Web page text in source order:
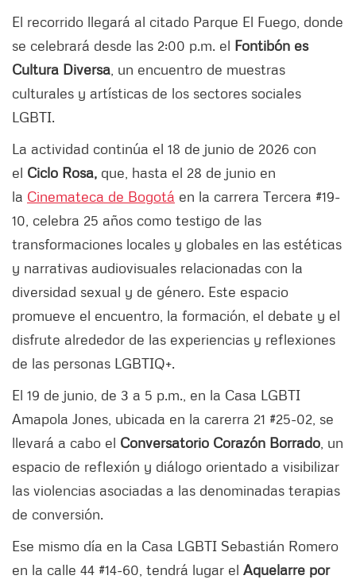
El recorrido llegará al citado Parque El Fuego, donde
se celebrará desde las 2:00 p.m. el Fontibón es
Cultura Diversa, un encuentro de muestras
culturales y artísticas de los sectores sociales
LGBTI.
La actividad continúa el 18 de junio de 2026 con
el Ciclo Rosa, que, hasta el 28 de junio en
la Cinemateca de Bogotá en la carrera Tercera #19-
10, celebra 25 años como testigo de las
transformaciones locales y globales en las estéticas
y narrativas audiovisuales relacionadas con la
diversidad sexual y de género. Este espacio
promueve el encuentro, la formación, el debate y el
disfrute alrededor de las experiencias y reflexiones
de las personas LGBTIQ+.
El 19 de junio, de 3 a 5 p.m., en la Casa LGBTI
Amapola Jones, ubicada en la carerra 21 #25-02, se
llevará a cabo el Conversatorio Corazón Borrado, un
espacio de reflexión y diálogo orientado a visibilizar
las violencias asociadas a las denominadas terapias
de conversión.
Ese mismo día en la Casa LGBTI Sebastián Romero
en la calle 44 #14-60, tendrá lugar el Aquelarre por